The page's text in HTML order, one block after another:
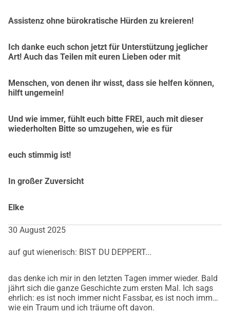
Assistenz ohne bürokratische Hürden zu kreieren!
Ich danke euch schon jetzt für Unterstützung jeglicher
Art! Auch das Teilen mit euren Lieben oder mit
Menschen, von denen ihr wisst, dass sie helfen können,
hilft ungemein!
Und wie immer, fühlt euch bitte FREI, auch mit dieser
wiederholten Bitte so umzugehen, wie es für
euch stimmig ist!
In großer Zuversicht
Elke
30 August 2025
auf gut wienerisch: BIST DU DEPPERT...
das denke ich mir in den letzten Tagen immer wieder. Bald
jährt sich die ganze Geschichte zum ersten Mal. Ich sags
ehrlich: es ist noch immer nicht Fassbar, es ist noch immer
wie ein Traum und ich träume oft davon.